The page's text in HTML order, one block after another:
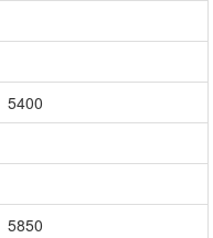
5400
5850